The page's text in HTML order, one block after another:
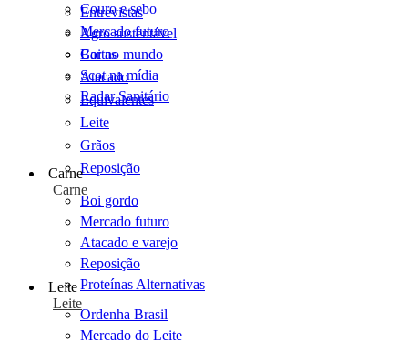
Entrevistas
Agro sustentável
Cartas
Scot na mídia
Radar Sanitário
Couro e sebo
Mercado futuro
Boi no mundo
Atacado
Equivalentes
Leite
Grãos
Reposição
Carne
Carne
Boi gordo
Mercado futuro
Atacado e varejo
Reposição
Proteínas Alternativas
Leite
Leite
Ordenha Brasil
Mercado do Leite